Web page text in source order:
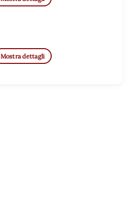
Mostra dettagli